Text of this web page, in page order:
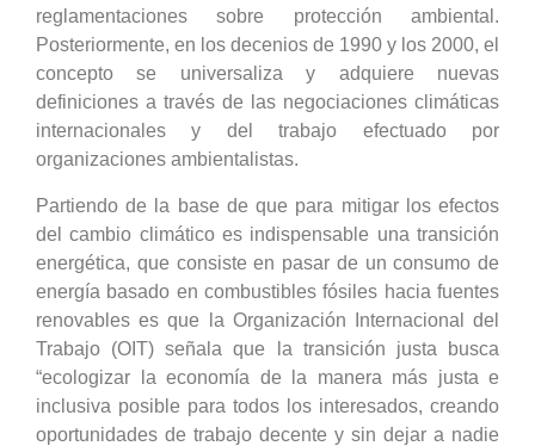
reglamentaciones sobre protección ambiental.
Posteriormente, en los decenios de 1990 y los 2000, el
concepto se universaliza y adquiere nuevas
definiciones a través de las negociaciones climáticas
internacionales y del trabajo efectuado por
organizaciones ambientalistas.
Partiendo de la base de que para mitigar los efectos
del cambio climático es indispensable una transición
energética, que consiste en pasar de un consumo de
energía basado en combustibles fósiles hacia fuentes
renovables es que la Organización Internacional del
Trabajo (OIT) señala que la transición justa busca
“ecologizar la economía de la manera más justa e
inclusiva posible para todos los interesados, creando
oportunidades de trabajo decente y sin dejar a nadie